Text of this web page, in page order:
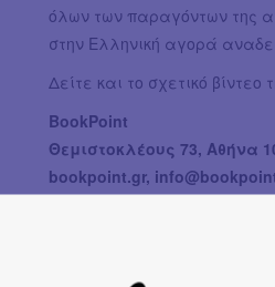
όλων των παραγόντων της
στην Ελληνική αγορά
Δείτε και το σχετικό βίντεο
BookPoint
Θεμιστοκλέους 73, Αθήνα
bookpoint.gr,